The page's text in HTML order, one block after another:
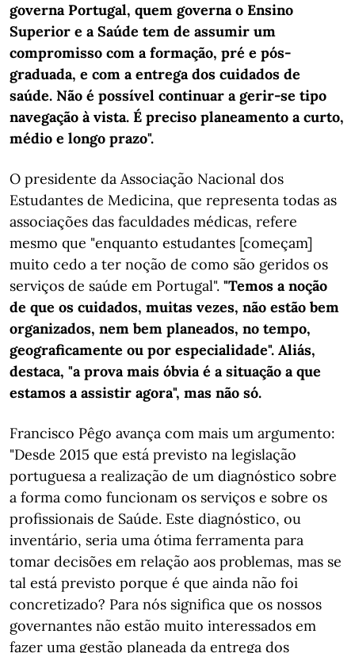
governa Portugal, quem governa o Ensino
Superior e a Saúde tem de assumir um
compromisso com a formação, pré e pós-
graduada, e com a entrega dos cuidados de
saúde. Não é possível continuar a gerir-se tipo
navegação à vista. É preciso planeamento a curto,
médio e longo prazo".
O presidente da Associação Nacional dos
Estudantes de Medicina, que representa todas as
associações das faculdades médicas, refere
mesmo que "enquanto estudantes [começam]
muito cedo a ter noção de como são geridos os
serviços de saúde em Portugal". "Temos a noção
de que os cuidados, muitas vezes, não estão bem
organizados, nem bem planeados, no tempo,
geograficamente ou por especialidade". Aliás,
destaca, "a prova mais óbvia é a situação a que
estamos a assistir agora", mas não só.
Francisco Pêgo avança com mais um argumento:
"Desde 2015 que está previsto na legislação
portuguesa a realização de um diagnóstico sobre
a forma como funcionam os serviços e sobre os
profissionais de Saúde. Este diagnóstico, ou
inventário, seria uma ótima ferramenta para
tomar decisões em relação aos problemas, mas se
tal está previsto porque é que ainda não foi
concretizado? Para nós significa que os nossos
governantes não estão muito interessados em
fazer uma gestão planeada da entrega dos